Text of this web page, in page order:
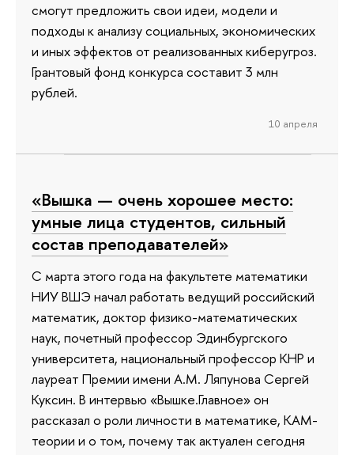
смогут предложить свои идеи, модели и
подходы к анализу социальных, экономических
и иных эффектов от реализованных киберугроз.
Грантовый фонд конкурса составит 3 млн
рублей.
10 апреля
«Вышка — очень хорошее место:
умные лица студентов, сильный
состав преподавателей»
С марта этого года на факультете математики
НИУ ВШЭ начал работать ведущий российский
математик, доктор физико-математических
наук, почетный профессор Эдинбургского
университета, национальный профессор КНР и
лауреат Премии имени А.М. Ляпунова Сергей
Куксин. В интервью «Вышке.Главное» он
рассказал о роли личности в математике, КАМ-
теории и о том, почему так актуален сегодня